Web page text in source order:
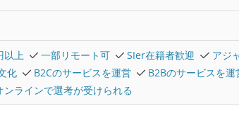
以上 一部リモート可 SIer在籍者歓迎
アジ
化
B2Cのサービスを運営 B2Bのサービスを運
ンラインで選考が受けられる